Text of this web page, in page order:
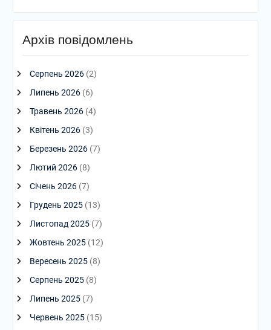
Архів повідомлень
Серпень 2026(2)
Липень 2026(6)
Травень 2026(4)
Квітень 2026(3)
Березень 2026(7)
Лютий 2026(8)
Січень 2026(7)
Грудень 2025(13)
Листопад 2025(7)
Жовтень 2025(12)
Вересень 2025(8)
Серпень 2025(8)
Липень 2025(7)
Червень 2025(15)